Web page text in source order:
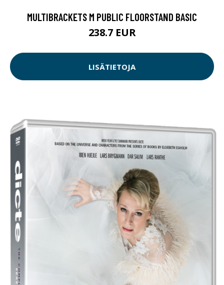
MULTIBRACKETS M PUBLIC FLOORSTAND BASIC
238.7 EUR
LISÄTIETOJA